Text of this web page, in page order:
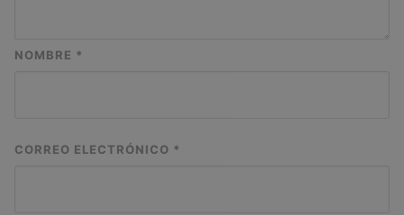
NOMBRE *
CORREO ELECTRÓNICO *